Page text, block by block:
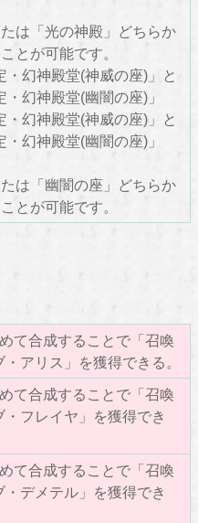
たは「光の神殿」どちらか
とが可能です。
・幻神殿堂(神威の座)」と
・幻神殿堂(幽闇の座)」
・幻神殿堂(神威の座)」と
・幻神殿堂(幽闇の座)」
たは「幽闇の座」どちらか
とが可能です。
て合成することで「召喚
・アリス」を獲得できる。
て合成することで「召喚
・フレイヤ」を獲得でき
て合成することで「召喚
・デメテル」を獲得でき